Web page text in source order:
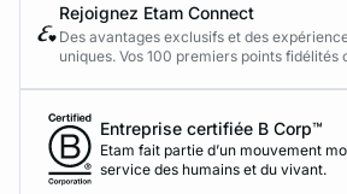
Rejoignez Etam Connect
Des avantages exclusifs et des
uniques. Vos 100 premiers points fidélités
Entreprise certifiée B Corp™
Etam fait partie d’un mouvement
service des humains et du vivant.